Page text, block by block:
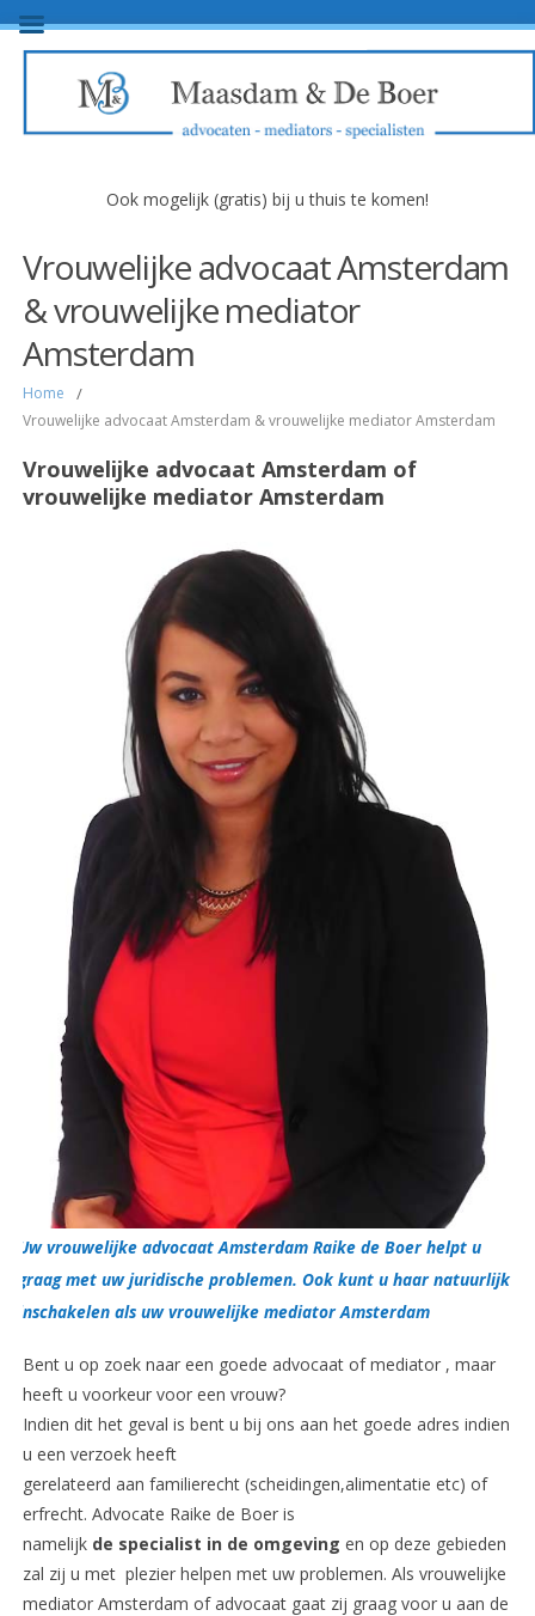
Ook mogelijk (gratis) bij u thuis te komen!
Vrouwelijke advocaat Amsterdam
& vrouwelijke mediator
Amsterdam
Home /
Vrouwelijke advocaat Amsterdam & vrouwelijke mediator Amsterdam
Vrouwelijke advocaat Amsterdam of
vrouwelijke mediator Amsterdam
Uw vrouwelijke advocaat Amsterdam Raike de Boer helpt u
graag met uw juridische problemen. Ook kunt u haar natuurlijk
inschakelen als uw vrouwelijke mediator Amsterdam
Bent u op zoek naar een goede advocaat of mediator , maar
heeft u voorkeur voor een vrouw?
Indien dit het geval is bent u bij ons aan het goede adres indien
u een verzoek heeft
gerelateerd aan familierecht (scheidingen,alimentatie etc) of
erfrecht. Advocate Raike de Boer is
namelijkde specialist in de omgeving en op deze gebieden
zal zij u met plezier helpen met uw problemen. Als vrouwelijke
mediator Amsterdam of advocaat gaat zij graag voor u aan de